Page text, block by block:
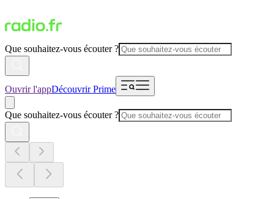
Que souhaitez-vous écouter ?
Ouvrir l'appDécouvrir Prime
Que souhaitez-vous écouter ?